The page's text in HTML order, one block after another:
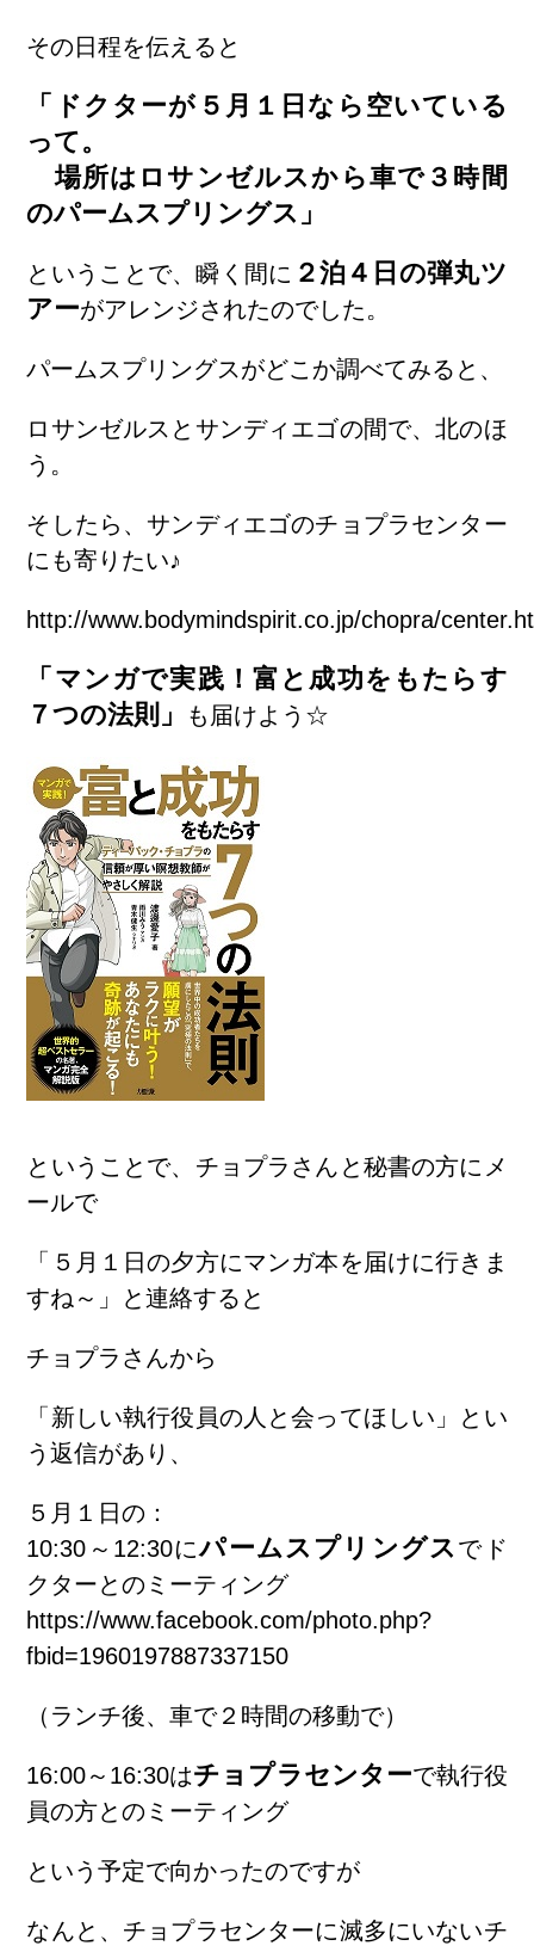
その日程を伝えると
「ドクターが５月１日なら空いている
って。
場所はロサンゼルスから車で３時間
のパームスプリングス」
ということで、瞬く間に ２泊４日の弾丸ツ
アーがアレンジされたのでした。
パームスプリングスがどこか調べてみると、
ロサンゼルスとサンディエゴの間で、北のほ
う。
そしたら、サンディエゴのチョプラセンター
にも寄りたい♪
http://www.bodymindspirit.co.jp/chopra/
「マンガで実践！富と成功をもたらす
７つの法則」
も届けよう☆
ということで、チョプラさんと秘書の方にメ
ールで
「５月１日の夕方にマンガ本を届けに行きま
すね～」と連絡すると
チョプラさんから
「新しい執行役員の人と会ってほしい」とい
う返信があり、
５月１日の：
10:30～12:30にパームスプリングス でド
クターとのミーティング
https://www.facebook.com/photo.php?
fbid=1960197887337150
（ランチ後、車で２時間の移動で）
16:00～16:30はチョプラセンターで執行役
員の方とのミーティング
という予定で向かったのですが
なんと、チョプラセンターに滅多にいないチ